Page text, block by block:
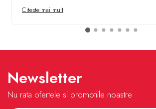
Citeste mai mult
Newsletter
Nu rata ofertele si promotiile noastre